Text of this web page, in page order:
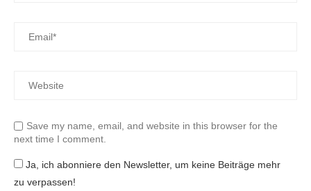
Save my name, email, and website in this browser for the
next time I comment.
Ja, ich abonniere den Newsletter, um keine Beiträge mehr
zu verpassen!